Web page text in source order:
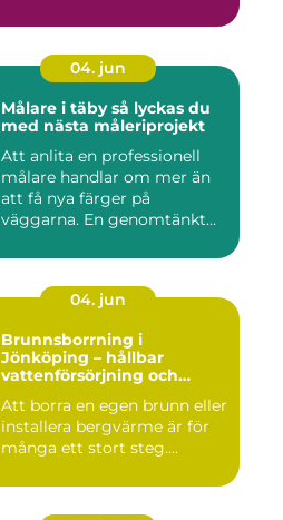
04. jun
Målare i täby så lyckas du
med nästa måleriprojekt
Att anlita en professionell
målare handlar om mer än
att få nya färger på
väggarna. En genomtänkt
04. jun
Brunnsborrning i
Jönköping – hållbar
vattenförsörjning och
Att borra en egen brunn eller
installera bergvärme är för
många ett stort steg....